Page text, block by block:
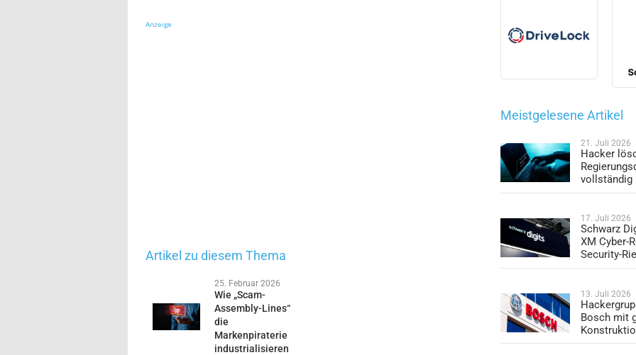
Anzeige
Artikel zu diesem Thema
25. Februar 2026
Wie „Scam-
Assembly-Lines“
die
Markenpiraterie
industrialisieren
Meistgelesene Artikel
21. Juli 2026
Hacker
vollständig
17. Juli 2026
Schwarz
XM Cyber-
Security-
13. Juli 2026
Bosch mit